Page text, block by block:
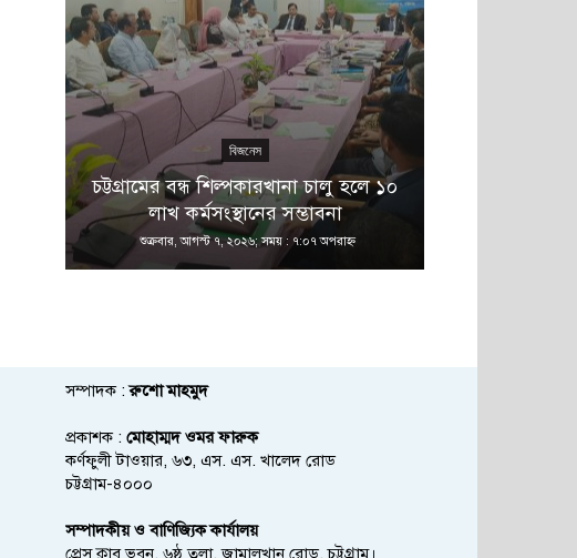
বিজনেস
চট্টগ্রামের বন্ধ শিল্পকারখানা চালু হলে ১০
লাখ কর্মসংস্থানের সম্ভাবনা
শুক্রবার, আগস্ট ৭, ২০২৬; সময় : ৭:০৭ অপরাহ্ণ
সম্পাদক :রুশো মাহমুদ
প্রকাশক : মোহাম্মদ ওমর ফারুক
কর্ণফুলী টাওয়ার, ৬৩, এস. এস. খালেদ রোড
চট্টগ্রাম-৪০০০
সম্পাদকীয় ও বাণিজ্যিক কার্যালয়
প্রেস ক্লাব ভবন, ৬ষ্ঠ তলা, জামালখান রোড, চট্টগ্রাম।